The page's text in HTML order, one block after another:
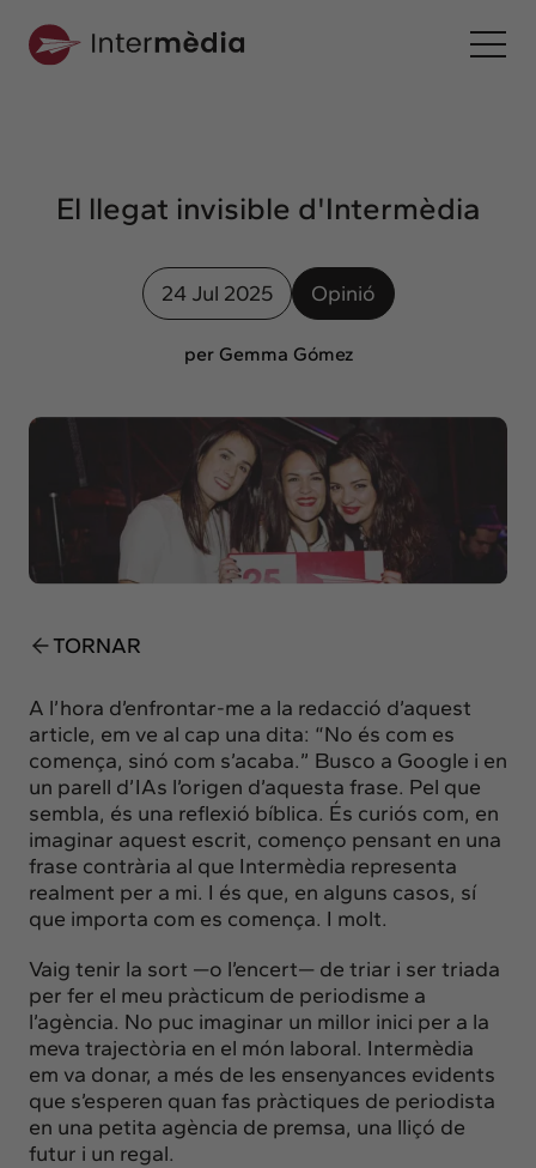
Interconnexió
Els nostres serveis
Interacció
Confidencial
Interrelació
Clients
Insights
Actualitat
Contacte
info@intermedia.cat +34 934 157 662
El llegat invisible d'Intermèdia
24 Jul 2025 Opinió
per Gemma Gómez
TORNAR
A l’hora d’enfrontar-me a la redacció d’aquest
article, em ve al cap una dita: “No és com es
comença, sinó com s’acaba.” Busco a Google i en
un parell d’IAs l’origen d’aquesta frase. Pel que
sembla, és una reflexió bíblica. És curiós com, en
imaginar aquest escrit, començo pensant en una
frase contrària al que Intermèdia representa
realment per a mi. I és que, en alguns casos, sí
que importa com es comença. I molt.
Vaig tenir la sort —o l’encert— de triar i ser triada
per fer el meu pràcticum de periodisme a
l’agència. No puc imaginar un millor inici per a la
meva trajectòria en el món laboral. Intermèdia
em va donar, a més de les ensenyances evidents
que s’esperen quan fas pràctiques de periodista
en una petita agència de premsa, una lliçó de
futur i un regal.